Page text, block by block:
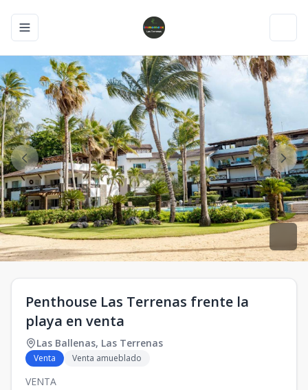
Toggle navigation menu
Penthouse Las Terrenas frente la
playa en venta
Las Ballenas, Las Terrenas
Venta Venta amueblado
VENTA